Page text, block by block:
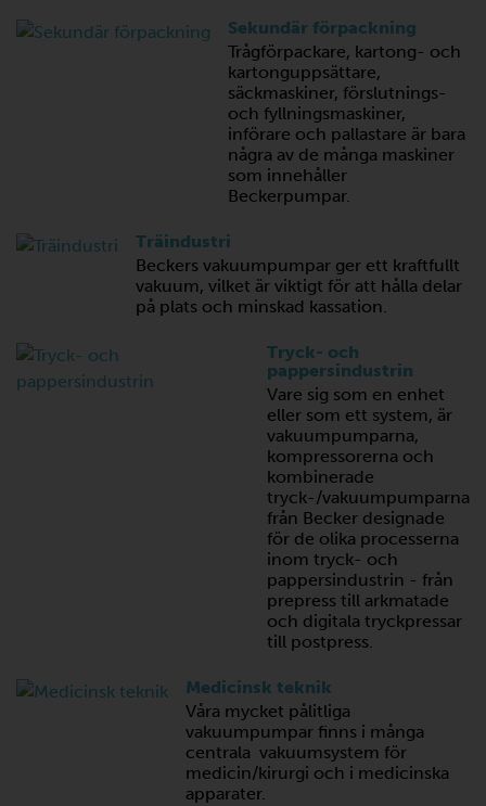
Sekundär förpackning
Trågförpackare, kartong- och
kartonguppsättare,
säckmaskiner, förslutnings-
och fyllningsmaskiner,
införare och pallastare är bara
några av de många maskiner
som innehåller
Beckerpumpar.
Träindustri
Beckers vakuumpumpar ger ett kraftfullt
vakuum, vilket är viktigt för att hålla delar
på plats och minskad kassation.
Tryck- och
pappersindustrin
Vare sig som en enhet
eller som ett system, är
vakuumpumparna,
kompressorerna och
kombinerade
tryck-/vakuumpumparna
från Becker designade
för de olika processerna
inom tryck- och
pappersindustrin - från
prepress till arkmatade
och digitala tryckpressar
till postpress.
Medicinsk teknik
Våra mycket pålitliga
vakuumpumpar finns i många
centrala vakuumsystem för
medicin/kirurgi och i medicinska
apparater.